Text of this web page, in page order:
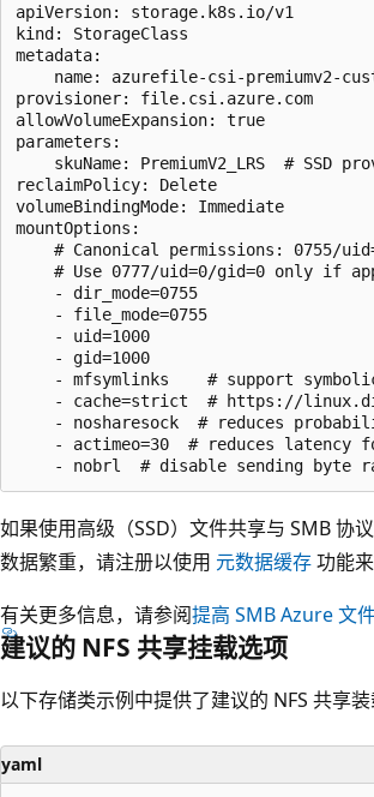
apiVersion: storage.k8s.io/v1
kind: StorageClass
metadata:
name: azurefile-csi-premiumv2-
provisioner: file.csi.azure.com
allowVolumeExpansion: true
parameters:
skuName: PremiumV2_LRS  # SSD
reclaimPolicy: Delete
volumeBindingMode: Immediate
mountOptions:
# Canonical permissions: 0755/
# Use 0777/uid=0/gid=0 only if
    - dir_mode=0755
    - file_mode=0755
    - uid=1000
    - gid=1000
- mfsymlinks    # support
- cache=strict  # https://
- nosharesock  # reduces
- actimeo=30  # reduces latency
如果使用高级（SSD）文件共享与 SMB 协
数据繁重，请注册以使用 元数据缓存功能
有关更多信息，请参阅提高 SMB Azure 文
建议的 NFS 共享挂载选项
以下存储类示例中提供了建议的 NFS 共享装
yaml